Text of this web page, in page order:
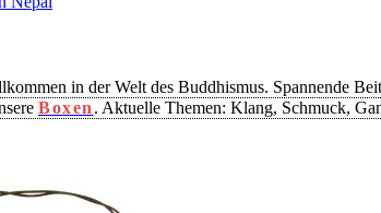
in der Welt des Buddhismus. Spannende
Boxen . Aktuelle Themen: Klang, Schmuck,